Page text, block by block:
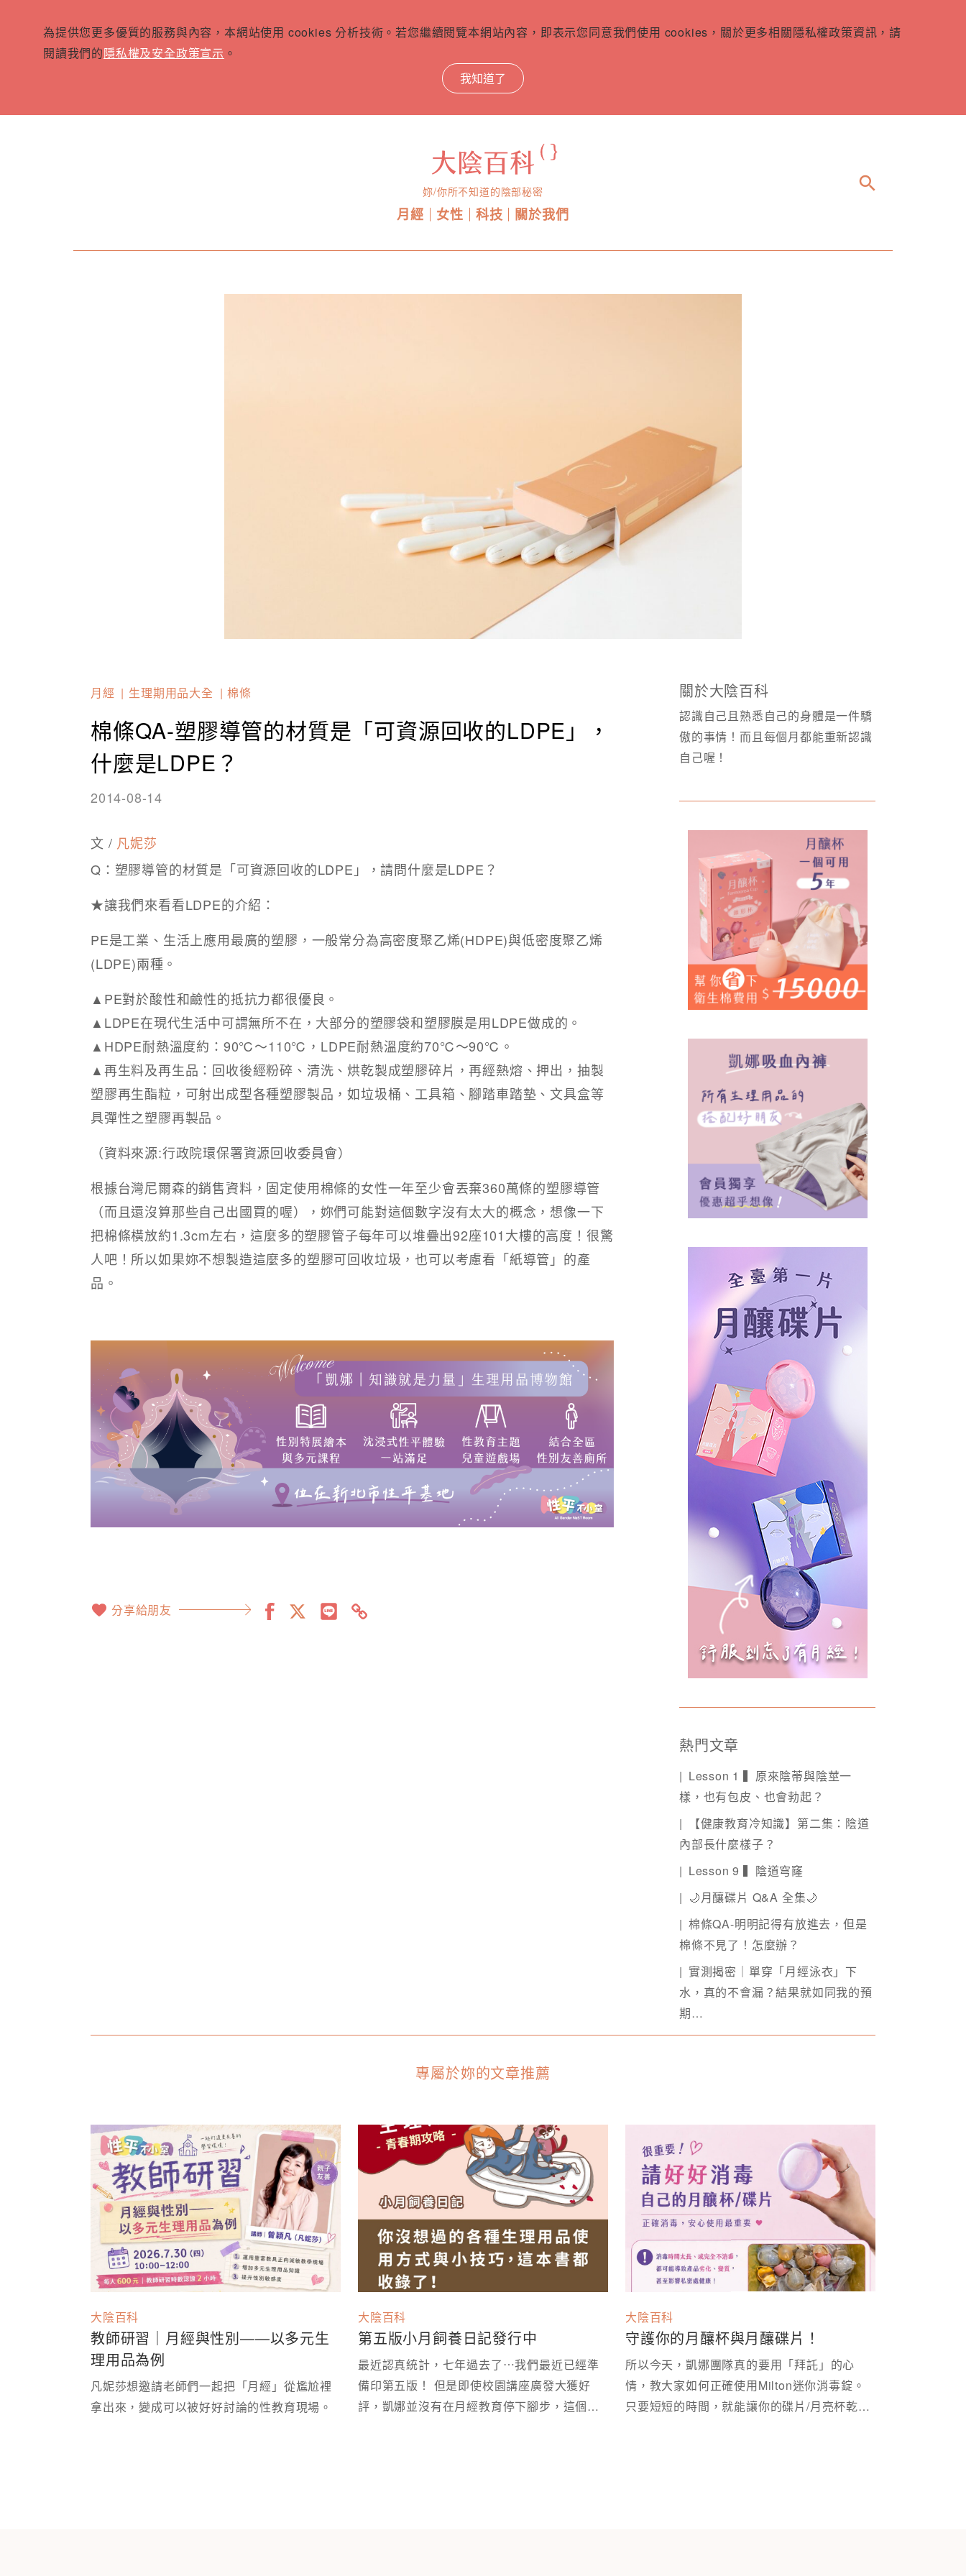
為提供您更多優質的服務與內容，本網站使用 cookies 分析技術。若您繼續閱覽本網站內容，即表示您同意我們使用 cookies，關於更多相關隱私權政策資訊，請
閱讀我們的隱私權及安全政策宣示 。
我知道了
妳/你所不知道的陰部秘密
月經 女性 科技 關於我們
search
月經 生理期用品大全 棉條
棉條QA-塑膠導管的材質是「可資源回收的LDPE」，
什麼是LDPE？
2014-08-14
文 / 凡妮莎
Q：塑膠導管的材質是「可資源回收的LDPE」，請問什麼是LDPE？
★讓我們來看看LDPE的介紹：
PE是工業、生活上應用最廣的塑膠，一般常分為高密度聚乙烯(HDPE)與低密度聚乙烯
(LDPE)兩種。
▲PE對於酸性和鹼性的抵抗力都很優良。
▲LDPE在現代生活中可謂無所不在，大部分的塑膠袋和塑膠膜是用LDPE做成的。
▲HDPE耐熱溫度約：90℃～110℃，LDPE耐熱溫度約70℃～90℃。
▲再生料及再生品：回收後經粉碎、清洗、烘乾製成塑膠碎片，再經熱熔、押出，抽製
塑膠再生酯粒，可射出成型各種塑膠製品，如垃圾桶、工具箱、腳踏車踏墊、文具盒等
具彈性之塑膠再製品。
（資料來源:行政院環保署資源回收委員會）
根據台灣尼爾森的銷售資料，固定使用棉條的女性一年至少會丟棄360萬條的塑膠導管
（而且還沒算那些自己出國買的喔），妳們可能對這個數字沒有太大的概念，想像一下
把棉條橫放約1.3cm左右，這麼多的塑膠管子每年可以堆疊出92座101大樓的高度！很驚
人吧！所以如果妳不想製造這麼多的塑膠可回收垃圾，也可以考慮看「紙導管」的產
品。
分享給朋友
關於大陰百科
認識自己且熟悉自己的身體是一件驕
傲的事情！而且每個月都能重新認識
自己喔！
熱門文章
Lesson 1 ▍原來陰蒂與陰莖一
樣，也有包皮、也會勃起？
【健康教育冷知識】第二集：陰道
內部長什麼樣子？
Lesson 9 ▍陰道穹窿
🌙月釀碟片 Q&A 全集🌙
棉條QA-明明記得有放進去，但是
棉條不見了！怎麼辦？
實測揭密｜單穿「月經泳衣」下
水，真的不會漏？結果就如同我的預
期…
專屬於妳的文章推薦
大陰百科
教師研習｜月經與性別——以多元生
理用品為例
凡妮莎想邀請老師們一起把「月經」從尷尬裡
大陰百科
第五版小月飼養日記發行中
最近認真統計，七年過去了⋯我們最近已經準
備印第五版！ 但是即使校園講座廣發大獲好
評，凱娜並沒有在月經教育停下腳步，這個月
大陰百科
守護你的月釀杯與月釀碟片！
所以今天，凱娜團隊真的要用「拜託」的心
情，教大家如何正確使用Milton迷你消毒錠。
只要短短的時間，就能讓你的碟片/月亮杯乾淨